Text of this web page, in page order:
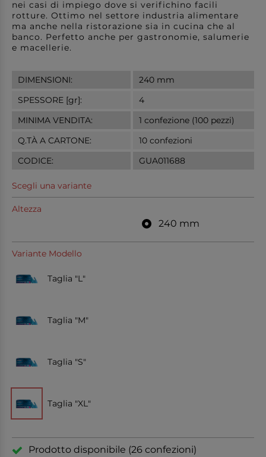
nei casi di impiego dove si verifichino facili
rotture. Ottimo nel settore industria alimentare
ma anche nella ristorazione sia in cucina che al
banco. Perfetto anche per gastronomie, salumerie
e macellerie.
DIMENSIONI:
240 mm
SPESSORE [gr]:
4
MINIMA VENDITA:
1 confezione (100 pezzi)
Q.TÀ A CARTONE:
10 confezioni
CODICE:
GUA011688
Scegli una variante
Altezza
240 mm
Variante Modello
Taglia "L"
Taglia "M"
Taglia "S"
Taglia "XL"
Prodotto disponibile (26 confezioni)